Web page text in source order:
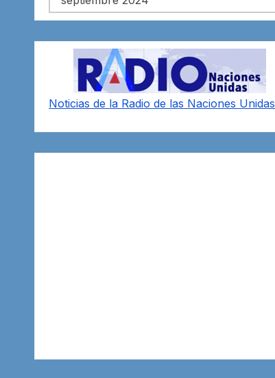
Noticias de la Radio de las Naciones Unidas